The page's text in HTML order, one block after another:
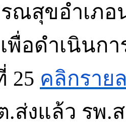
ณสุขอําเภอ
เพื่อดําเนินก
25 คลิกราย
.ส่งแล้ว รพ.